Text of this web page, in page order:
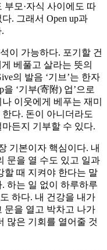
부모·자식 사이에도 따
. 그래서 Open up과
이 가능하다. 포기할 건
베풀고 살라는 뜻의
의 발음 ‘기브’는 한자
‘기부(寄附) 업’으로
이웃에게 베푸는 재미
다. 돈이 아니더라도
든지 기부할 수 있다.
기본이자 핵심이다. 내
문을 열 수도 있고 일과
할 때 지켜야 한다는 말
하는 일 없이 하루하루
하다. 내 건강을 내가
문을 열고 박차고 나가
많은 기회를 열어줄 것